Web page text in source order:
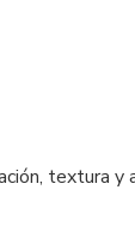
textura y